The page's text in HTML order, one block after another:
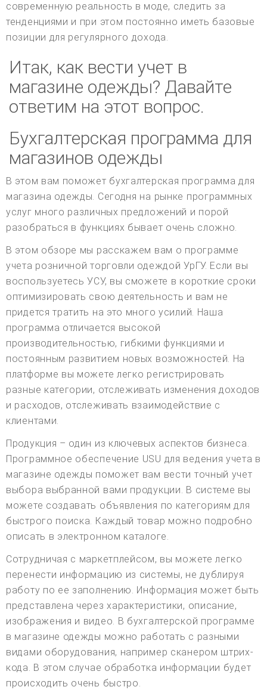
современную реальность в моде, следить за
тенденциями и при этом постоянно иметь базовые
позиции для регулярного дохода.
Итак, как вести учет в
магазине одежды? Давайте
ответим на этот вопрос.
Бухгалтерская программа для
магазинов одежды
В этом вам поможет бухгалтерская программа для
магазина одежды. Сегодня на рынке программных
услуг много различных предложений и порой
разобраться в функциях бывает очень сложно.
В этом обзоре мы расскажем вам о программе
учета розничной торговли одеждой УрГУ. Если вы
воспользуетесь УСУ, вы сможете в короткие сроки
оптимизировать свою деятельность и вам не
придется тратить на это много усилий. Наша
программа отличается высокой
производительностью, гибкими функциями и
постоянным развитием новых возможностей. На
платформе вы можете легко регистрировать
разные категории, отслеживать изменения доходов
и расходов, отслеживать взаимодействие с
клиентами.
Продукция – один из ключевых аспектов бизнеса.
Программное обеспечение USU для ведения учета в
магазине одежды поможет вам вести точный учет
выбора выбранной вами продукции. В системе вы
можете создавать объявления по категориям для
быстрого поиска. Каждый товар можно подробно
описать в электронном каталоге.
Сотрудничая с маркетплейсом, вы можете легко
перенести информацию из системы, не дублируя
работу по ее заполнению. Информация может быть
представлена через характеристики, описание,
изображения и видео. В бухгалтерской программе
в магазине одежды можно работать с разными
видами оборудования, например сканером штрих-
кода. В этом случае обработка информации будет
происходить очень быстро.